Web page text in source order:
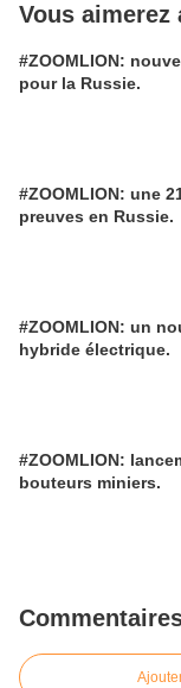
Vous aimerez
#ZOOMLION:
pour la Russie.
#ZOOMLION: une
preuves en Russie.
#ZOOMLION: un
hybride électrique.
#ZOOMLION:
bouteurs miniers.